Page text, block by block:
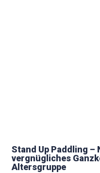
Stand Up Paddling –
vergnügliches
Altersgruppe